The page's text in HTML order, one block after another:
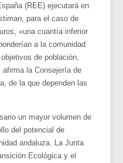
(REE) ejecutará en
para el caso de
«una cuantía inferior
a la comunidad
de población,
la Consejería de
de la que dependen las
un mayor volumen de
del potencial de
andaluza. La Junta
Ecológica y el